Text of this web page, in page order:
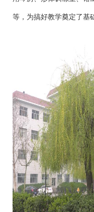
等，为搞好教学奠定了基